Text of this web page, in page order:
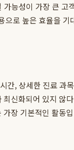
능성이 가장 큰 고
으로 높은 효율을 기
간, 상세한 진료 과
신화되어 있지 않
장 기본적인 활동